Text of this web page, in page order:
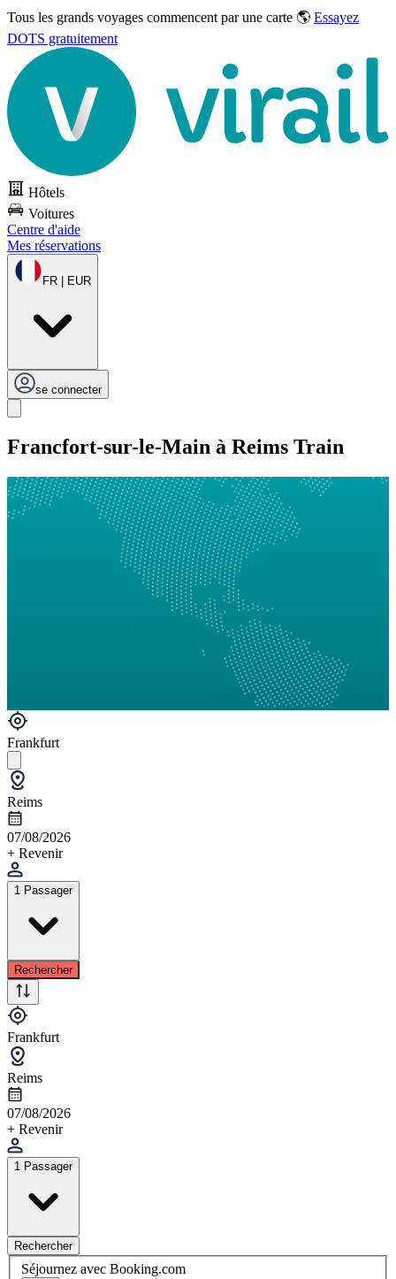
Tous les grands voyages commencent par une carte 🌎 Essayez
DOTS gratuitement
Hôtels
Voitures
Centre d'aide
Mes réservations
FR | EUR
se connecter
Francfort-sur-le-Main à Reims Train
Frankfurt
Reims
07/08/2026
+ Revenir
1 Passager
Rechercher
Frankfurt
Reims
07/08/2026
+ Revenir
1 Passager
Rechercher
Séjournez avec Booking.com